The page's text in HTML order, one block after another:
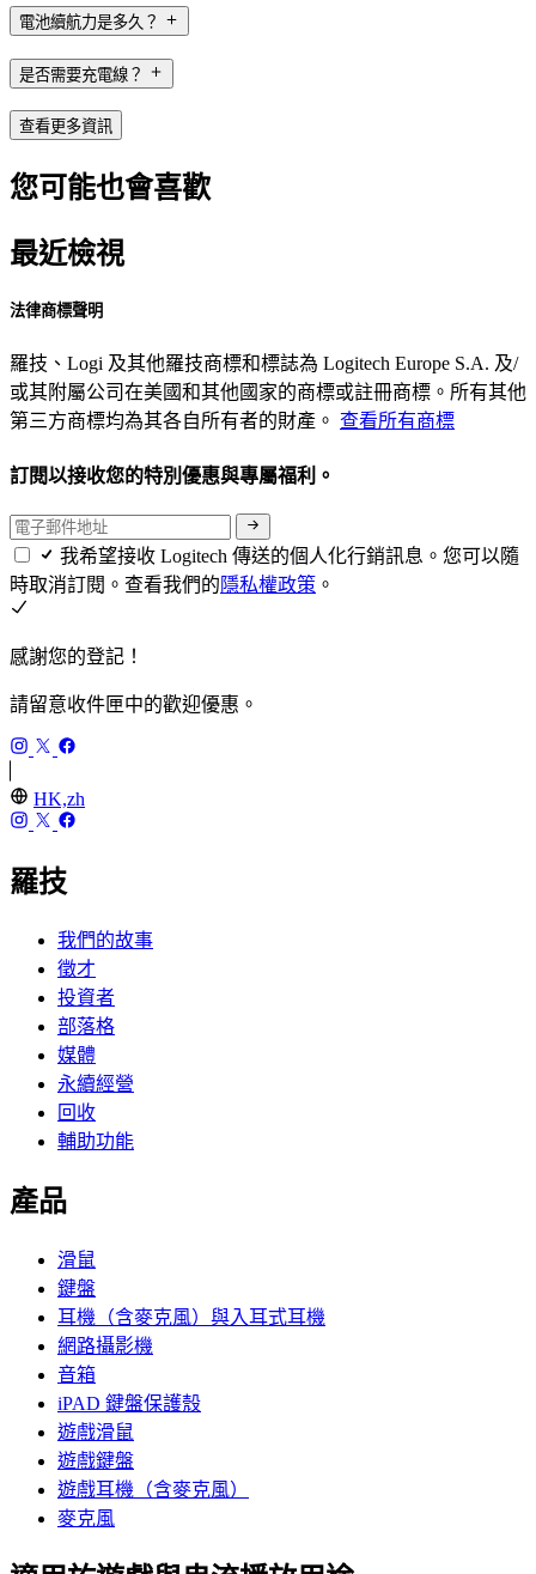
電池續航力是多久？
是否需要充電線？
查看更多資訊
您可能也會喜歡
最近檢視
法律商標聲明
羅技、Logi 及其他羅技商標和標誌為 Logitech Europe S.A. 及/
或其附屬公司在美國和其他國家的商標或註冊商標。所有其他
第三方商標均為其各自所有者的財產。 查看所有商標
訂閱以接收您的特別優惠與專屬福利。
我希望接收 Logitech 傳送的個人化行銷訊息。您可以隨
時取消訂閱。查看我們的隱私權政策 。
感謝您的登記！
請留意收件匣中的歡迎優惠。
HK,zh
羅技
我們的故事
徵才
投資者
部落格
媒體
永續經營
回收
輔助功能
產品
滑鼠
鍵盤
耳機（含麥克風）與入耳式耳機
網路攝影機
音箱
iPAD 鍵盤保護殼
遊戲滑鼠
遊戲鍵盤
遊戲耳機（含麥克風）
麥克風